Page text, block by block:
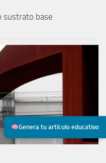
Genera tu artículo educativo
sustrato base